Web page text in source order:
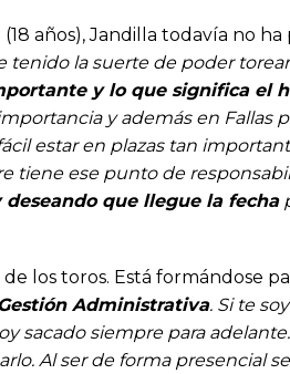
años), Jandilla todavía no ha
tenido la suerte de poder
y lo que significa el
y además en Fallas
estar en plazas tan
tiene ese punto de
que llegue la fecha
los toros. Está formándose
Administrativa. Si te
sacado siempre para
Al ser de forma presencial